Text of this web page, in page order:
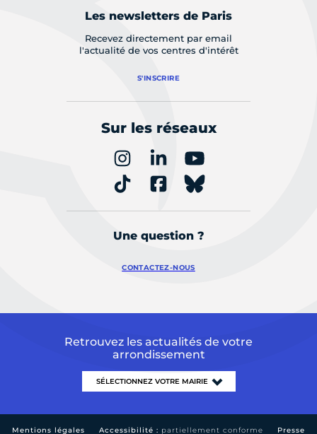
Les newsletters de Paris
Recevez directement par email
l'actualité de vos centres d'intérêt
S'INSCRIRE
Sur les réseaux
Une question ?
CONTACTEZ-NOUS
Retrouvez les actualités de votre
arrondissement
Mentions légales Accessibilité : partiellement conforme Presse